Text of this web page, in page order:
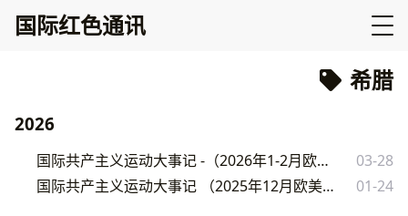
国际红色通讯
希腊
2026
国际共产主义运动大事记 -（2026年1-2月欧美篇）
03-28
国际共产主义运动大事记 （2025年12月欧美篇）
01-24